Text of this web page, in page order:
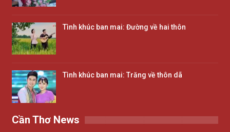
Tình khúc ban mai: Đường về hai thôn
Tình khúc ban mai: Trăng về thôn dã
Cần Thơ News